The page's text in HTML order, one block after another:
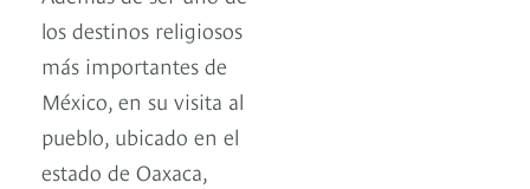
los destinos religiosos
más importantes de
México, en su visita al
pueblo, ubicado en el
estado de Oaxaca,